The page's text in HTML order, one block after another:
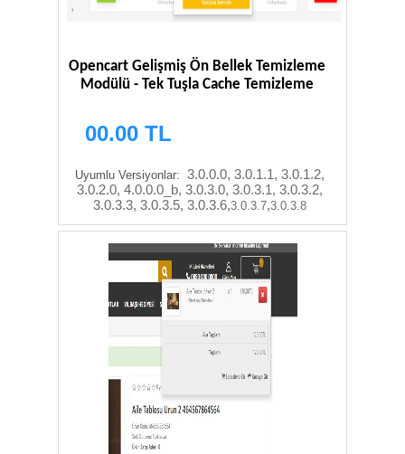
Opencart Gelişmiş Ön Bellek Temizleme
Modülü - Tek Tuşla Cache Temizleme
00.00 TL
Uyumlu Versiyonlar: 3.0.0.0, 3.0.1.1, 3.0.1.2,
3.0.2.0, 4.0.0.0_b, 3.0.3.0, 3.0.3.1, 3.0.3.2,
3.0.3.3, 3.0.3.5, 3.0.3.6,3.0.3.7,3.0.3.8